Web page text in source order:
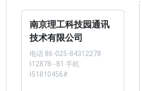
南京理工科技园通讯
技术有限公司
电话 86-025-84312278
84312878--81 手机
13951810456#